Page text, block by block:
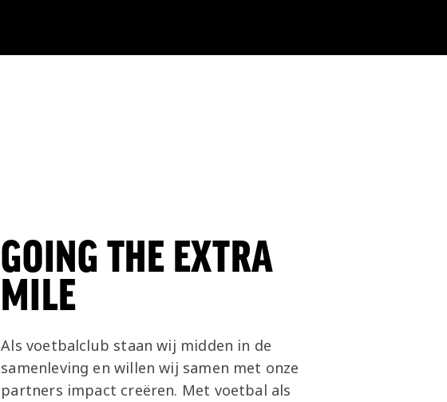
GOING THE EXTRA
MILE
Als voetbalclub staan wij midden in de
samenleving en willen wij samen met onze
partners impact creëren. Met voetbal als